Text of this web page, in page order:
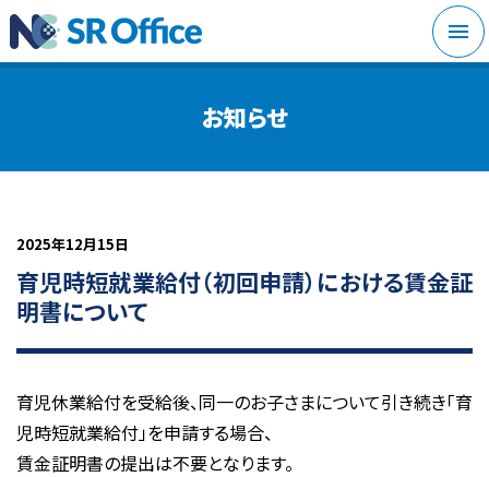
メニ
お知らせ
2025年12月15日
育児時短就業給付（初回申請）における賃金証
明書について
育児休業給付を受給後、同一のお子さまについて引き続き「育
児時短就業給付」を申請する場合、
賃金証明書の提出は不要となります。